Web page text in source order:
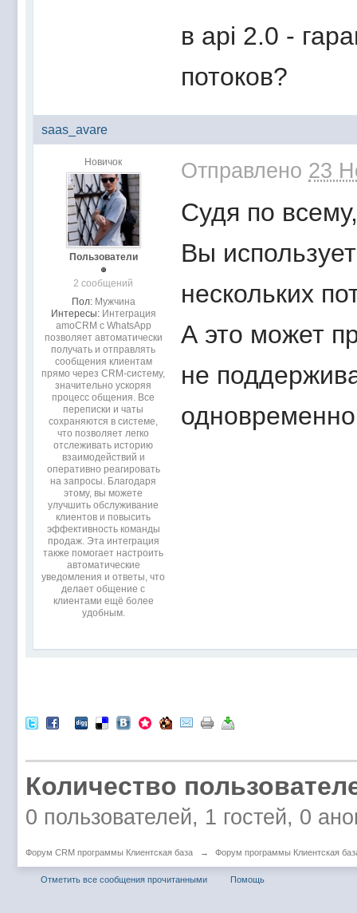
в api 2.0 -
потоков?
saas_avare
Новичок
Пользователи
2 сообщений
Пол: Мужчина
Интересы: Интеграция
amoCRM с WhatsApp
позволяет автоматически
получать и отправлять
сообщения клиентам
прямо через CRM-систему,
значительно ускоряя
процесс общения. Все
переписки и чаты
сохраняются в системе,
что позволяет легко
отслеживать историю
взаимодействий и
оперативно реагировать
на запросы. Благодаря
этому, вы можете
улучшить обслуживание
клиентов и повысить
эффективность команды
продаж. Эта интеграция
также помогает настроить
автоматические
уведомления и ответы, что
делает общение с
клиентами ещё более
удобным.
Отправлено 23
Судя по
Вы
нескольких
А это может
не
Количество
0 пользователей, 1 гостей, 0
Форум CRM программы Клиентская база → Форум программы Клиентская
Отметить все сообщения прочитанными Помощь